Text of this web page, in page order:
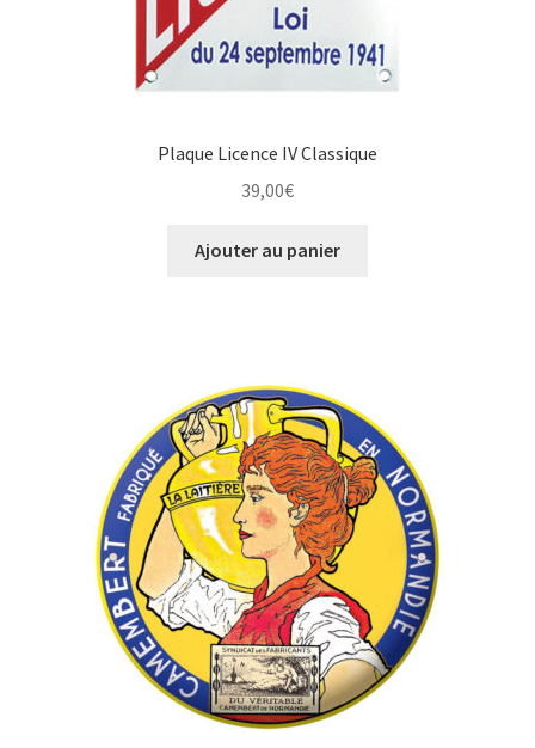
Plaque Licence IV Classique
39,00€
Ajouter au panier